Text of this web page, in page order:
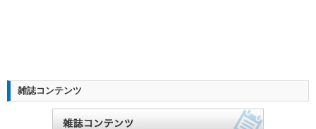
雑誌コンテンツ